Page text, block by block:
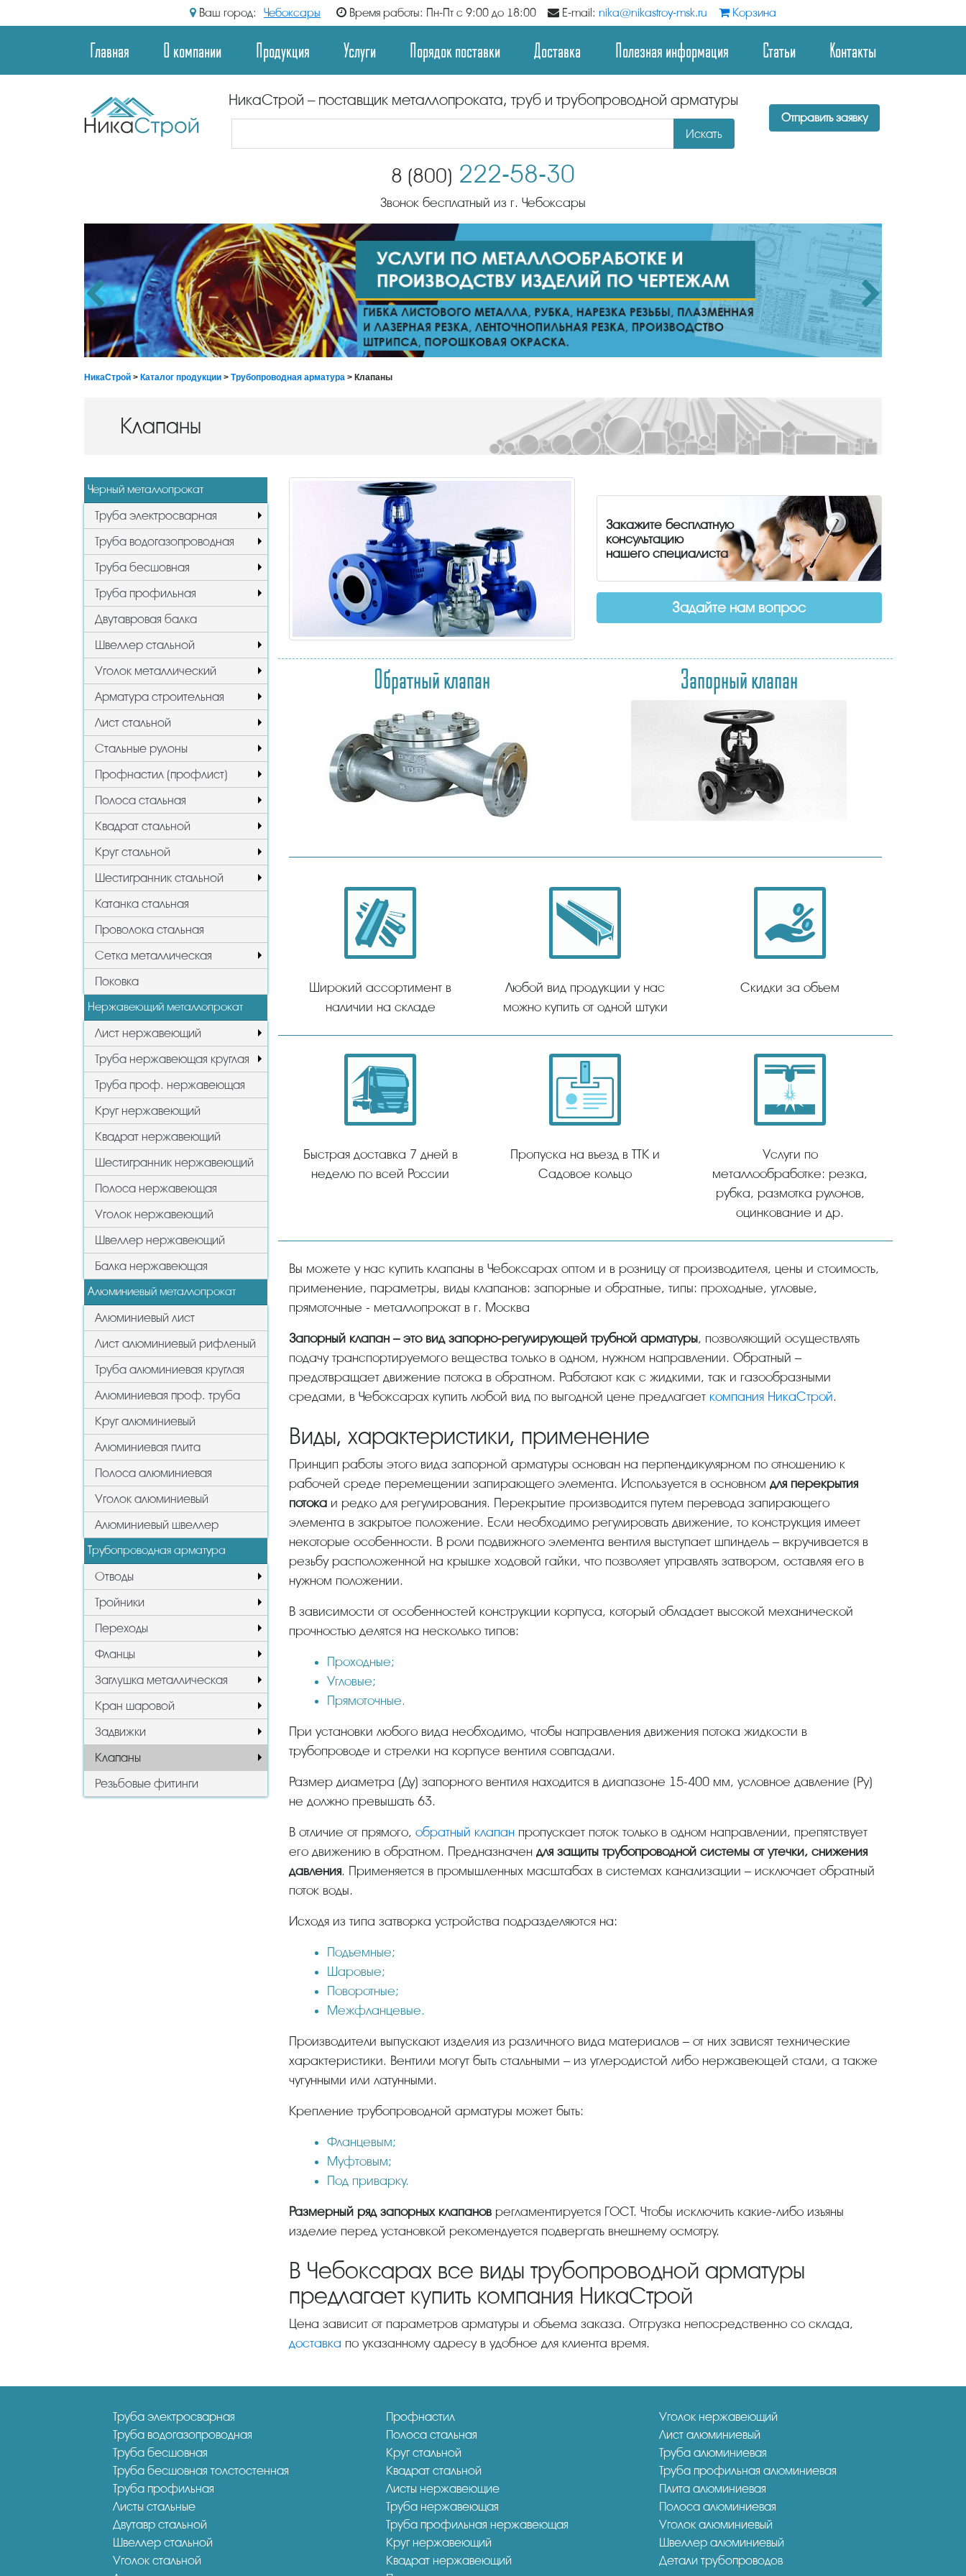
Ваш город: Чебоксары Время работы: Пн-Пт с 9:00 до 18:00 E-mail: nika@nikastroy-msk.ru Корзина
Главная О компании Продукция Услуги Порядок поставки Доставка Полезная информация Статьи Контакты
НикаСтрой – поставщик металлопроката, труб и трубопроводной арматуры
Искать
Отправить заявку
8 (800) 222-58-30
Звонок бесплатный из г. Чебоксары
НикаСтрой > Каталог продукции > Трубопроводная арматура > Клапаны
Клапаны
Черный металлопрокат
Труба электросварная
Труба водогазопроводная
Труба бесшовная
Труба профильная
Двутавровая балка
Швеллер стальной
Уголок металлический
Арматура строительная
Лист стальной
Стальные рулоны
Профнастил (профлист)
Полоса стальная
Квадрат стальной
Круг стальной
Шестигранник стальной
Катанка стальная
Проволока стальная
Сетка металлическая
Поковка
Нержавеющий металлопрокат
Лист нержавеющий
Труба нержавеющая круглая
Труба проф. нержавеющая
Круг нержавеющий
Квадрат нержавеющий
Шестигранник нержавеющий
Полоса нержавеющая
Уголок нержавеющий
Швеллер нержавеющий
Балка нержавеющая
Алюминиевый металлопрокат
Алюминиевый лист
Лист алюминиевый рифленый
Труба алюминиевая круглая
Алюминиевая проф. труба
Круг алюминиевый
Алюминиевая плита
Полоса алюминиевая
Уголок алюминиевый
Алюминиевый швеллер
Трубопроводная арматура
Отводы
Тройники
Переходы
Фланцы
Заглушка металлическая
Кран шаровой
Задвижки
Клапаны
Резьбовые фитинги
Закажите бесплатную
консультацию
нашего специалиста
Задайте нам вопрос
Обратный клапан Запорный клапан
Широкий ассортимент в
наличии на складе
Любой вид продукции у нас
можно купить от одной штуки
Скидки за объем
Быстрая доставка 7 дней в
неделю по всей России
Пропуска на въезд в ТТК и
Садовое кольцо
Услуги по
металлообработке: резка,
рубка, размотка рулонов,
оцинкование и др.
Вы можете у нас купить клапаны в Чебоксарах оптом и в розницу от производителя, цены и стоимость,
применение, параметры, виды клапанов: запорные и обратные, типы: проходные, угловые,
прямоточные - металлопрокат в г. Москва
Запорный клапан – это вид запорно-регулирующей трубной арматуры, позволяющий осуществлять
подачу транспортируемого вещества только в одном, нужном направлении. Обратный –
предотвращает движение потока в обратном. Работают как с жидкими, так и газообразными
средами, в Чебоксарах купить любой вид по выгодной цене предлагает компания НикаСтрой.
Виды, характеристики, применение
Принцип работы этого вида запорной арматуры основан на перпендикулярном по отношению к
рабочей среде перемещении запирающего элемента. Используется в основном для перекрытия
потока и редко для регулирования. Перекрытие производится путем перевода запирающего
элемента в закрытое положение. Если необходимо регулировать движение, то конструкция имеет
некоторые особенности. В роли подвижного элемента вентиля выступает шпиндель – вкручивается в
резьбу расположенной на крышке ходовой гайки, что позволяет управлять затвором, оставляя его в
нужном положении.
В зависимости от особенностей конструкции корпуса, который обладает высокой механической
прочностью делятся на несколько типов:
Проходные;
Угловые;
Прямоточные.
При установки любого вида необходимо, чтобы направления движения потока жидкости в
трубопроводе и стрелки на корпусе вентиля совпадали.
Размер диаметра (Ду) запорного вентиля находится в диапазоне 15-400 мм, условное давление (Ру)
не должно превышать 63.
В отличие от прямого, обратный клапан пропускает поток только в одном направлении, препятствует
его движению в обратном. Предназначен для защиты трубопроводной системы от утечки, снижения
давления. Применяется в промышленных масштабах в системах канализации – исключает обратный
поток воды.
Исходя из типа затворка устройства подразделяются на:
Подъемные;
Шаровые;
Поворотные;
Межфланцевые.
Производители выпускают изделия из различного вида материалов – от них зависят технические
характеристики. Вентили могут быть стальными – из углеродистой либо нержавеющей стали, а также
чугунными или латунными.
Крепление трубопроводной арматуры может быть:
Фланцевым;
Муфтовым;
Под приварку.
Размерный ряд запорных клапанов регламентируется ГОСТ. Чтобы исключить какие-либо изъяны
изделие перед установкой рекомендуется подвергать внешнему осмотру.
В Чебоксарах все виды трубопроводной арматуры
предлагает купить компания НикаСтрой
Цена зависит от параметров арматуры и объема заказа. Отгрузка непосредственно со склада,
доставка по указанному адресу в удобное для клиента время.
Труба электросварная
Труба водогазопроводная
Труба бесшовная
Труба бесшовная толстостенная
Труба профильная
Листы стальные
Двутавр стальной
Швеллер стальной
Уголок стальной
Профнастил
Полоса стальная
Круг стальной
Квадрат стальной
Листы нержавеющие
Труба нержавеющая
Труба профильная нержавеющая
Круг нержавеющий
Квадрат нержавеющий
Уголок нержавеющий
Лист алюминиевый
Труба алюминиевая
Труба профильная алюминиевая
Плита алюминиевая
Полоса алюминиевая
Уголок алюминиевый
Швеллер алюминиевый
Детали трубопроводов